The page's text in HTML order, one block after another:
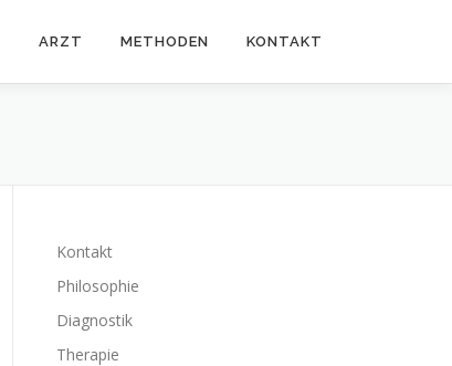
ARZT METHODEN KONTAKT
Kontakt
Philosophie
Diagnostik
Therapie